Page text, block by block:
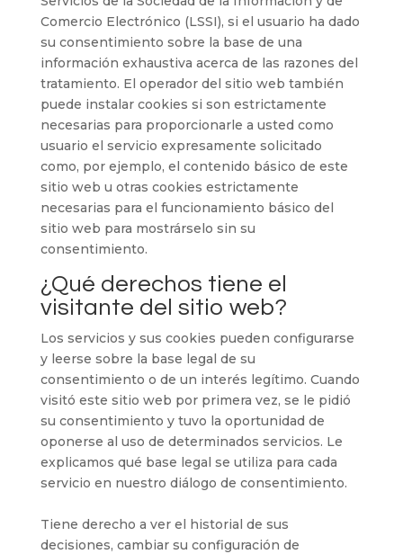
Comercio Electrónico (LSSI), si el usuario ha dado
su consentimiento sobre la base de una
información exhaustiva acerca de las razones del
tratamiento. El operador del sitio web también
puede instalar cookies si son estrictamente
necesarias para proporcionarle a usted como
usuario el servicio expresamente solicitado
como, por ejemplo, el contenido básico de este
sitio web u otras cookies estrictamente
necesarias para el funcionamiento básico del
sitio web para mostrárselo sin su
consentimiento.
¿Qué derechos tiene el
visitante del sitio web?
Los servicios y sus cookies pueden configurarse
y leerse sobre la base legal de su
consentimiento o de un interés legítimo. Cuando
visitó este sitio web por primera vez, se le pidió
su consentimiento y tuvo la oportunidad de
oponerse al uso de determinados servicios. Le
explicamos qué base legal se utiliza para cada
servicio en nuestro diálogo de consentimiento.
Tiene derecho a ver el historial de sus
decisiones, cambiar su configuración de